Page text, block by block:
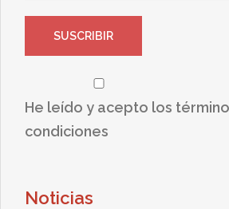
He leído y acepto los
condiciones
Noticias